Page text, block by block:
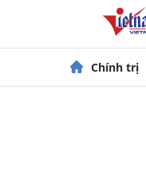
Chính trị